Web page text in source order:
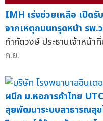
IMH เร่งช่วยเหลือ เปิด
จากเหตุถนนทรุดหน้า รพ.
กำกัดวงษ์ ประธานเจ้าหน้า
ก.ย.
ผนึก ม.หอการค้าไทย
ลุยพัฒนาระบบสาธารณสุ